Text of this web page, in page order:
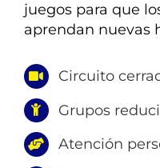
juegos para que
aprendan nuevas
Circuito
Grupos
Atención